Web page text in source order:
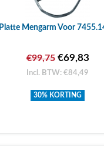
Platte Mengarm Voor
€99,75€69,83
Incl. BTW: €84,49
30% KORTING